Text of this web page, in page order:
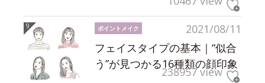
2021/08/11
ポイントメイク
フェイスタイプの基本｜“似合
う”が見つかる16種類の顔印象
238957 view